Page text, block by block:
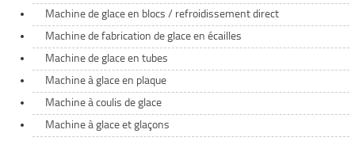
Machine de glace en blocs / refroidissement direct
Machine de fabrication de glace en écailles
Machine de glace en tubes
Machine à glace en plaque
Machine à coulis de glace
Machine à glace et glaçons